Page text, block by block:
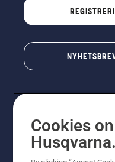
Cookies on